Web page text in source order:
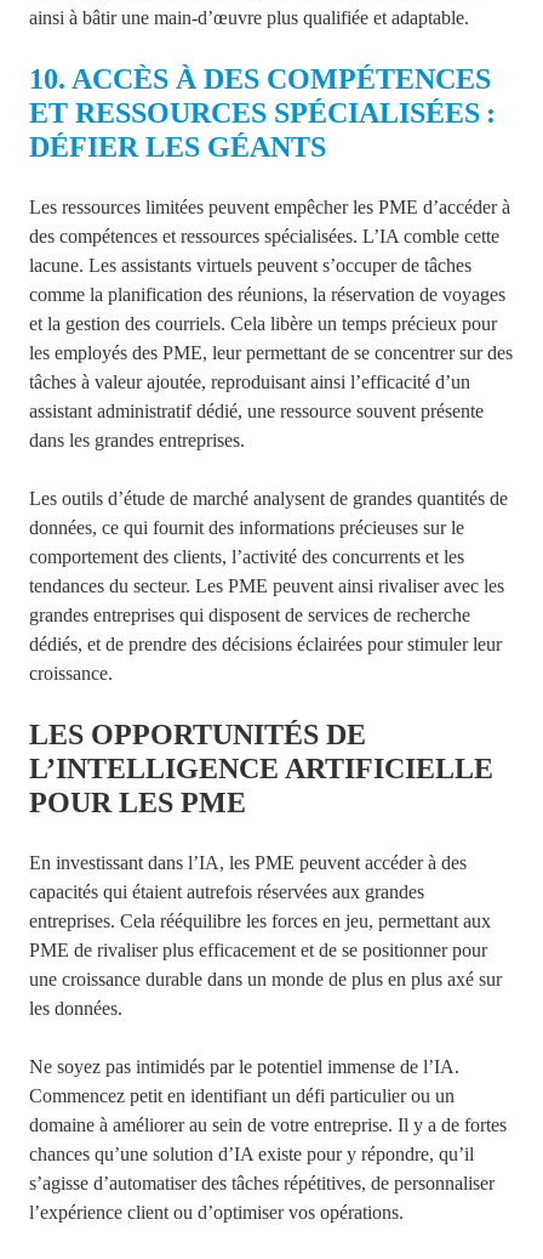
ainsi à bâtir une main-d’œuvre plus qualifiée et adaptable.
10. ACCÈS À DES COMPÉTENCES
ET RESSOURCES SPÉCIALISÉES :
DÉFIER LES GÉANTS
Les ressources limitées peuvent empêcher les PME d’accéder à
des compétences et ressources spécialisées. L’IA comble cette
lacune. Les assistants virtuels peuvent s’occuper de tâches
comme la planification des réunions, la réservation de voyages
et la gestion des courriels. Cela libère un temps précieux pour
les employés des PME, leur permettant de se concentrer sur des
tâches à valeur ajoutée, reproduisant ainsi l’efficacité d’un
assistant administratif dédié, une ressource souvent présente
dans les grandes entreprises.
Les outils d’étude de marché analysent de grandes quantités de
données, ce qui fournit des informations précieuses sur le
comportement des clients, l’activité des concurrents et les
tendances du secteur. Les PME peuvent ainsi rivaliser avec les
grandes entreprises qui disposent de services de recherche
dédiés, et de prendre des décisions éclairées pour stimuler leur
croissance.
LES OPPORTUNITÉS DE
L’INTELLIGENCE ARTIFICIELLE
POUR LES PME
En investissant dans l’IA, les PME peuvent accéder à des
capacités qui étaient autrefois réservées aux grandes
entreprises. Cela rééquilibre les forces en jeu, permettant aux
PME de rivaliser plus efficacement et de se positionner pour
une croissance durable dans un monde de plus en plus axé sur
les données.
Ne soyez pas intimidés par le potentiel immense de l’IA.
Commencez petit en identifiant un défi particulier ou un
domaine à améliorer au sein de votre entreprise. Il y a de fortes
chances qu’une solution d’IA existe pour y répondre, qu’il
s’agisse d’automatiser des tâches répétitives, de personnaliser
l’expérience client ou d’optimiser vos opérations.